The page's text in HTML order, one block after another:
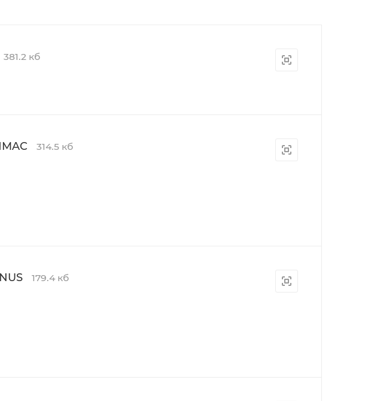
381.2 кб
314.5 кб
179.4 кб